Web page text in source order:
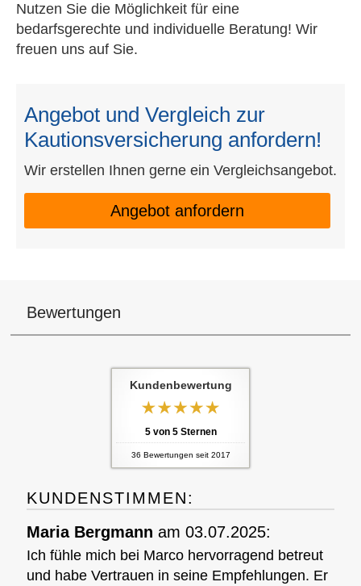
Nutzen Sie die Möglichkeit für eine
bedarfsgerechte und individuelle Beratung! Wir
freuen uns auf Sie.
Angebot und Vergleich zur
Kautionsversicherung anfordern!
Wir erstellen Ihnen gerne ein Vergleichsangebot.
An­ge­bot an­for­dern
Bewertungen
Kundenbewertung
5von 5Sternen
36 Bewertungen seit 2017
KUNDENSTIMMEN:
Maria Bergmann am 03.07.2025:
Ich fühle mich bei Marco hervorragend betreut
und habe Vertrauen in seine Empfehlungen. Er